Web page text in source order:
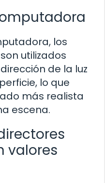
los
utilizados
de la luz
lo que
más realista
escena.
valores